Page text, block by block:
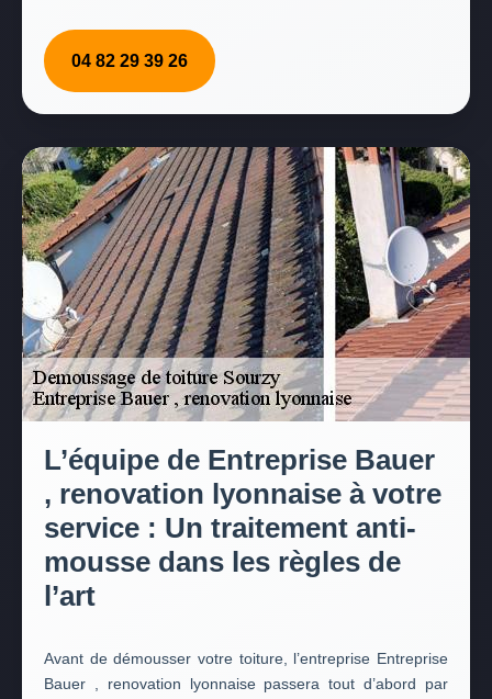
04 82 29 39 26
L’équipe de Entreprise Bauer
, renovation lyonnaise à votre
service : Un traitement anti-
mousse dans les règles de
l’art
Avant de démousser votre toiture, l’entreprise Entreprise
Bauer , renovation lyonnaise passera tout d’abord par